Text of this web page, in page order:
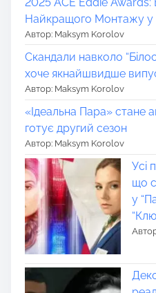
Найкращого Монтажу у
Автор: Maksym Korolov
Скандали навколо
хоче якнайшвидше
Автор: Maksym Korolov
«Ідеальна Пара» стане
готує другий сезон
Автор: Maksym Korolov
Усі
що
у